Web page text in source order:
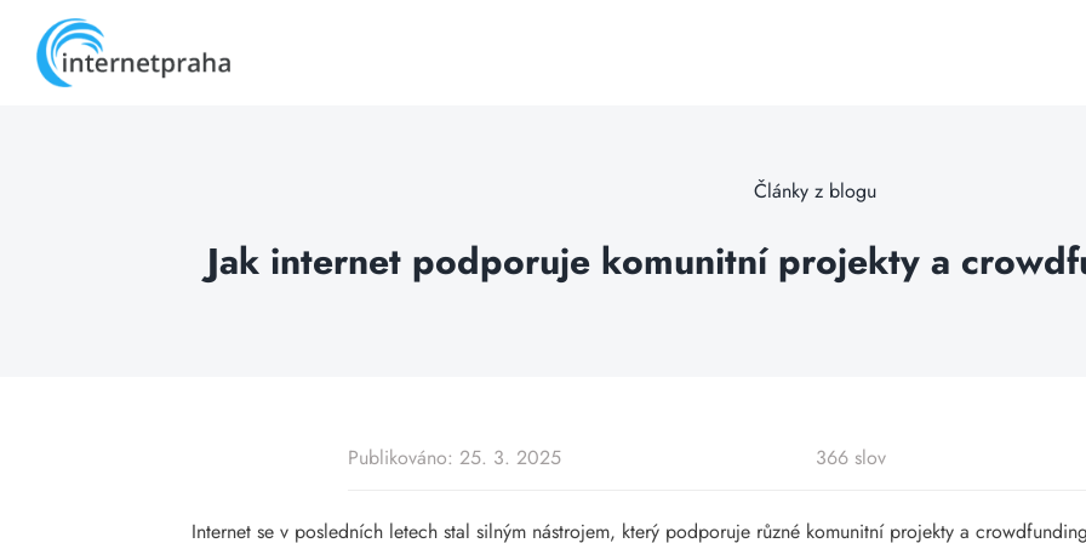
content
Články z blogu
Jak internet podporuje komunitní projekty a
Publikováno: 25. 3. 2025 366 slov
Internet se v posledních letech stal silným nástrojem, který podporuje různé komunitní projekty a